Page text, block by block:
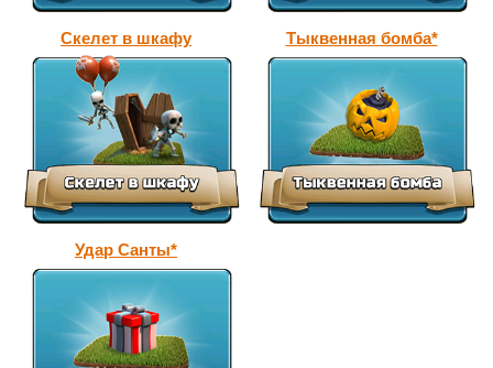
Скелет в шкафу Тыквенная бомба*
Удар Cанты*